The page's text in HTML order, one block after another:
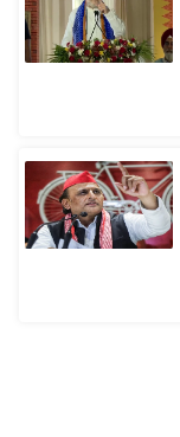
यं
ग
हि
त्य